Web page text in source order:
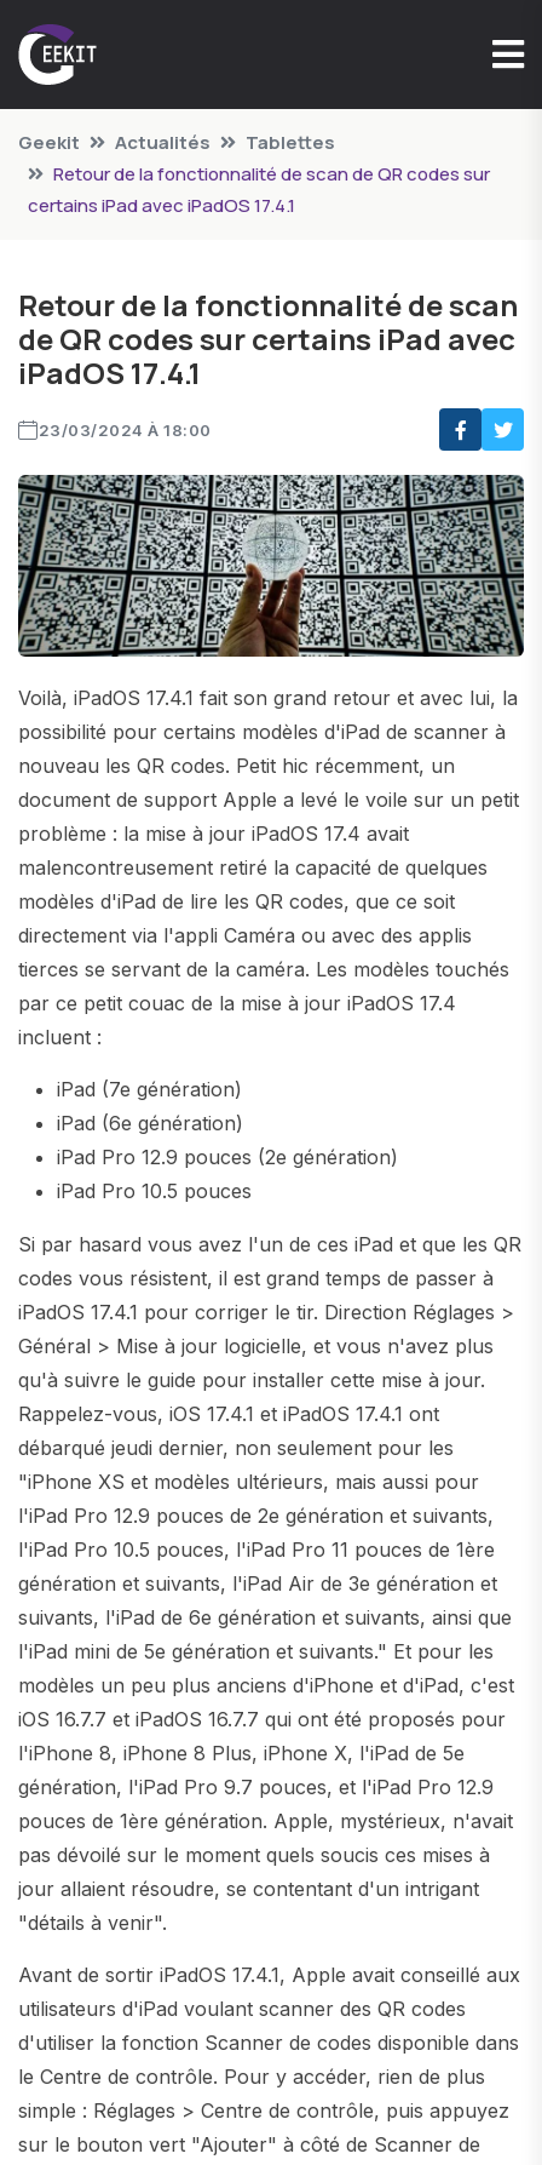
Geekit Actualités
Tablettes
Retour de la fonctionnalité de scan de QR codes sur
certains iPad avec iPadOS 17.4.1
Retour de la fonctionnalité de scan
de QR codes sur certains iPad avec
iPadOS 17.4.1
23/03/2024 À 18:00
Voilà, iPadOS 17.4.1 fait son grand retour et avec lui, la
possibilité pour certains modèles d'iPad de scanner à
nouveau les QR codes. Petit hic récemment, un
document de support Apple a levé le voile sur un petit
problème : la mise à jour iPadOS 17.4 avait
malencontreusement retiré la capacité de quelques
modèles d'iPad de lire les QR codes, que ce soit
directement via l'appli Caméra ou avec des applis
tierces se servant de la caméra. Les modèles touchés
par ce petit couac de la mise à jour iPadOS 17.4
incluent :
iPad (7e génération)
iPad (6e génération)
iPad Pro 12.9 pouces (2e génération)
iPad Pro 10.5 pouces
Si par hasard vous avez l'un de ces iPad et que les QR
codes vous résistent, il est grand temps de passer à
iPadOS 17.4.1 pour corriger le tir. Direction Réglages >
Général > Mise à jour logicielle, et vous n'avez plus
qu'à suivre le guide pour installer cette mise à jour.
Rappelez-vous, iOS 17.4.1 et iPadOS 17.4.1 ont
débarqué jeudi dernier, non seulement pour les
"iPhone XS et modèles ultérieurs, mais aussi pour
l'iPad Pro 12.9 pouces de 2e génération et suivants,
l'iPad Pro 10.5 pouces, l'iPad Pro 11 pouces de 1ère
génération et suivants, l'iPad Air de 3e génération et
suivants, l'iPad de 6e génération et suivants, ainsi que
l'iPad mini de 5e génération et suivants." Et pour les
modèles un peu plus anciens d'iPhone et d'iPad, c'est
iOS 16.7.7 et iPadOS 16.7.7 qui ont été proposés pour
l'iPhone 8, iPhone 8 Plus, iPhone X, l'iPad de 5e
génération, l'iPad Pro 9.7 pouces, et l'iPad Pro 12.9
pouces de 1ère génération. Apple, mystérieux, n'avait
pas dévoilé sur le moment quels soucis ces mises à
jour allaient résoudre, se contentant d'un intrigant
"détails à venir".
Avant de sortir iPadOS 17.4.1, Apple avait conseillé aux
utilisateurs d'iPad voulant scanner des QR codes
d'utiliser la fonction Scanner de codes disponible dans
le Centre de contrôle. Pour y accéder, rien de plus
simple : Réglages > Centre de contrôle, puis appuyez
sur le bouton vert "Ajouter" à côté de Scanner de